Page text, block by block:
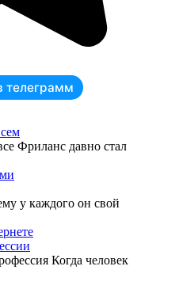
телеграмм
Фриланс давно стал
у каждого он свой
Когда человек